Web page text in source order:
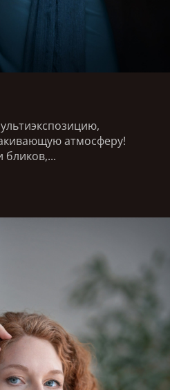
атмосферу!
бликов,...